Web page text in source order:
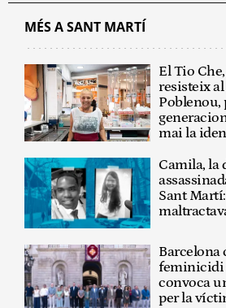
MÉS A SANT MARTÍ
El Tio
resisteix
Poblenou,
mai la
Camila, la
Sant
Barcelona
feminicidi
convoca
per la